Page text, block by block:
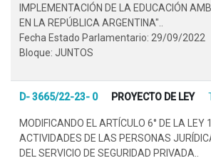
IMPLEMENTACIÓN DE LA EDUCACIÓN
EN LA REPÚBLICA ARGENTINA"..
Fecha Estado Parlamentario: 29/09/2022
Bloque: JUNTOS
D- 3665/22-23- 0 PROYECTO DE LEY
MODIFICANDO EL ARTÍCULO 6° DE LA LEY
ACTIVIDADES DE LAS PERSONAS
DEL SERVICIO DE SEGURIDAD PRIVADA..